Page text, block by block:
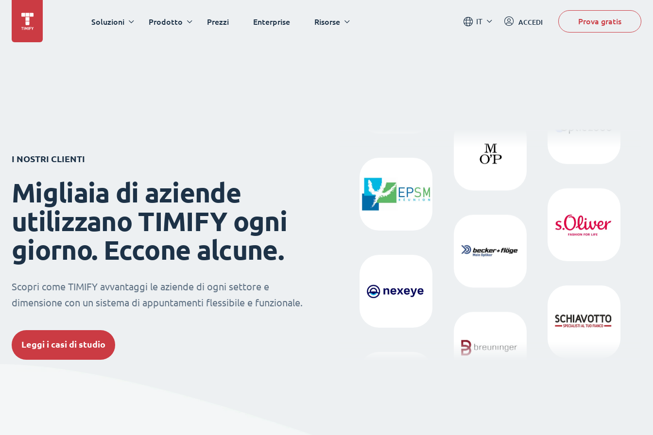
Soluzioni Prodotto Prezzi Enterprise Risorse IT ACCEDI Prova gratis
I NOSTRI CLIENTI
Migliaia di aziende
utilizzano TIMIFY ogni
giorno. Eccone alcune.
Scopri come TIMIFY avvantaggi le aziende di ogni settore e
dimensione con un sistema di appuntamenti flessibile e funzionale.
Leggi i casi di studio